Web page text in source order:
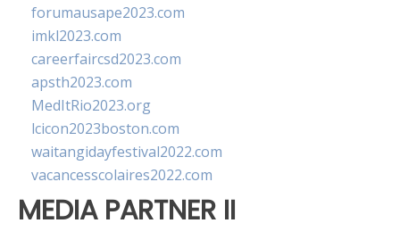
forumausape2023.com
imkl2023.com
careerfaircsd2023.com
apsth2023.com
MedItRio2023.org
lcicon2023boston.com
waitangidayfestival2022.com
vacancesscolaires2022.com
MEDIA PARTNER II